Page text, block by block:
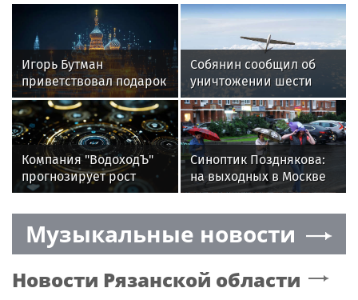
Игорь Бутман
приветствовал подарок
квартиры артистке
Долиной
Собянин сообщил об
уничтожении шести
БПЛА, летевших к
Москве
Компания "ВодоходЪ"
прогнозирует рост
круизных туристов на
Синоптик Позднякова:
на выходных в Москве
ожидаются дожди
Музыкальные новости
Новости Рязанской области